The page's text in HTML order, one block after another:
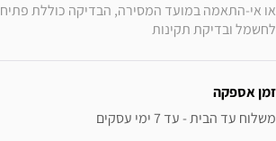
לחשמל ובדיקת תקינות
זמן אספקה
משלוח עד הבית - עד 7 ימי עסקים